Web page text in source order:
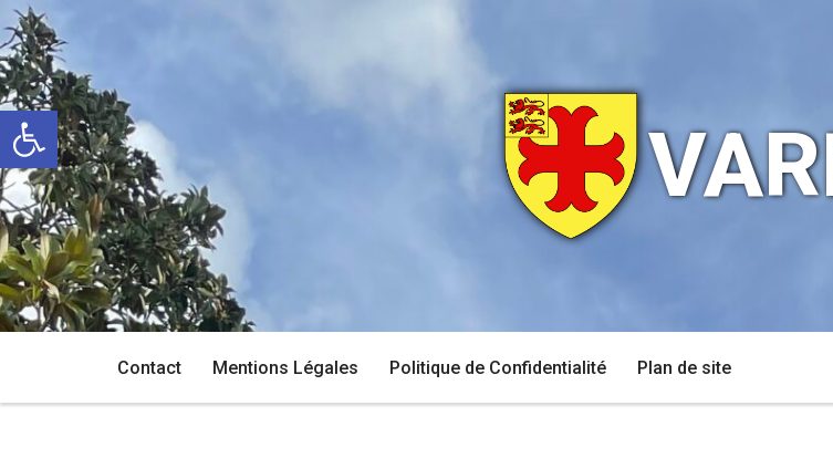
Ouvrir la barre d’outils
Aller
au
contenu
Contact Mentions Légales Politique de Confidentialité Plan de site